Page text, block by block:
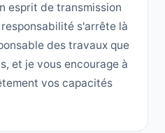
esprit de transmission
s'arrête là
des travaux que
et je vous encourage à
vos capacités